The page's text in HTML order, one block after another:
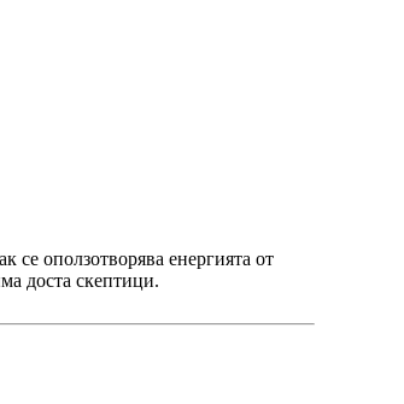
оползотворява енергията от
доста скептици.